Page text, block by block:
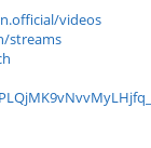
videos
streams